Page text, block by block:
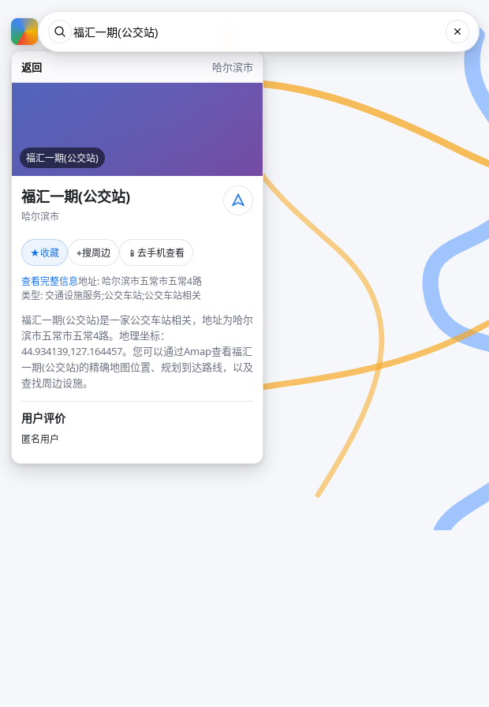
返回 哈尔滨市
福汇一期(公交站)
福汇一期(公交站)
哈尔滨市
★收藏 ⌖搜周边 📱 去手机查看
查看完整信息地址: 哈尔滨市五常市五常4路
类型: 交通设施服务;公交车站;公交车站相关
福汇一期(公交站)是一家公交车站相关，地址为哈尔
滨市五常市五常4路。地理坐标：
44.934139,127.164457。您可以通过Amap查看福汇
一期(公交站)的精确地图位置、规划到达路线，以及
查找周边设施。
用户评价
匿名用户